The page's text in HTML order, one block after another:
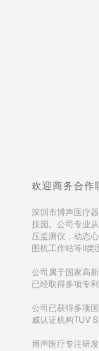
欢迎商务合作
深圳市博声医疗
技园。公司专业
压监测仪，动态
图机工作站等II类
公司属于国家高
已经取得多项专利
公司已获得多项
威认证机构TUV
博声医疗专注研